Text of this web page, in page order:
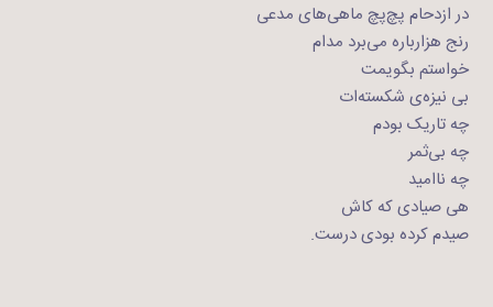
در ازدحام پچ‌پچ ماهی‌های مدعی
رنج هزارباره می‌برد مدام
خواستم بگویمت
بی نیزه‌ی شکسته‌ات
چه تاریک بودم
چه بی‌ثمر
چه نا‌امید
هی صیادی که کاش
صیدم کرده بودی درست.